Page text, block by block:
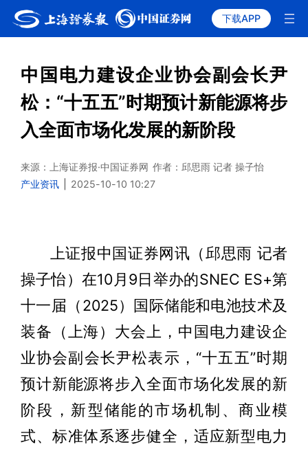
下载APP
中国电力建设企业协会副会长尹
松：“十五五”时期预计新能源将步
入全面市场化发展的新阶段
来源：上海证券报·中国证券网 作者：邱思雨 记者 操子怡
产业资讯
2025-10-10 10:27
上证报中国证券网讯（邱思雨 记者
操子怡）在10月9日举办的SNEC ES+第
十一届（2025）国际储能和电池技术及
装备（上海）大会上，中国电力建设企
业协会副会长尹松表示，“十五五”时期
预计新能源将步入全面市场化发展的新
阶段，新型储能的市场机制、商业模
式、标准体系逐步健全，适应新型电力